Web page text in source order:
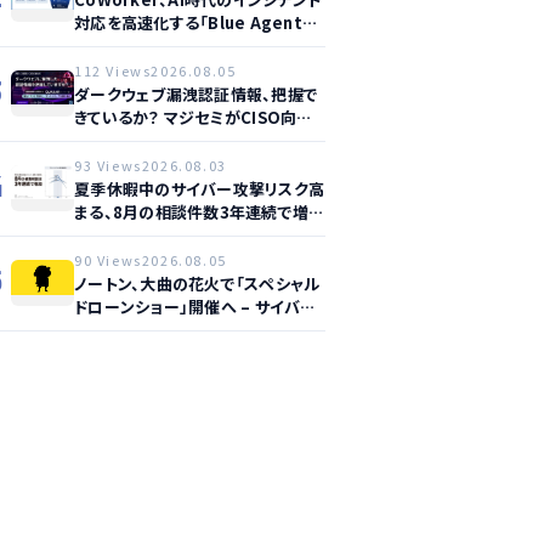
対応を高速化する「Blue Agent
CoWork」を提供開始
112 Views2026.08.05
ダークウェブ漏洩認証情報、把握で
きているか？ マジセミがCISO向け
ウェビナー開催へ
93 Views2026.08.03
夏季休暇中のサイバー攻撃リスク高
まる、8月の相談件数3年連続で増加
か
90 Views2026.08.05
ノートン、大曲の花火で「スペシャル
ドローンショー」開催へ – サイバー
セーフティ啓発